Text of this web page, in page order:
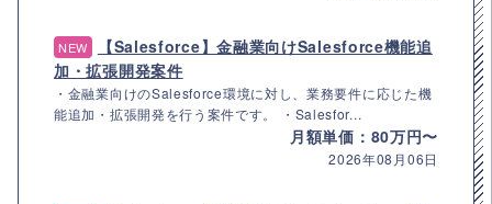
NEW
【Salesforce】金融業向けSalesforce機能追
加・拡張開発案件
・金融業向けのSalesforce環境に対し、業務要件に応じた機
能追加・拡張開発を行う案件です。 ・Salesfor...
月額単価：80万円〜
2026年08月06日